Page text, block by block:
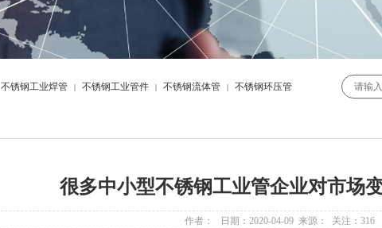
不锈钢工业焊管 | 不锈钢工业管件 | 不锈钢流体管 | 不锈钢环压管
很多中小型不锈钢工业管企业对市场
作者： 日期：2020-04-09 来源： 关注： 316